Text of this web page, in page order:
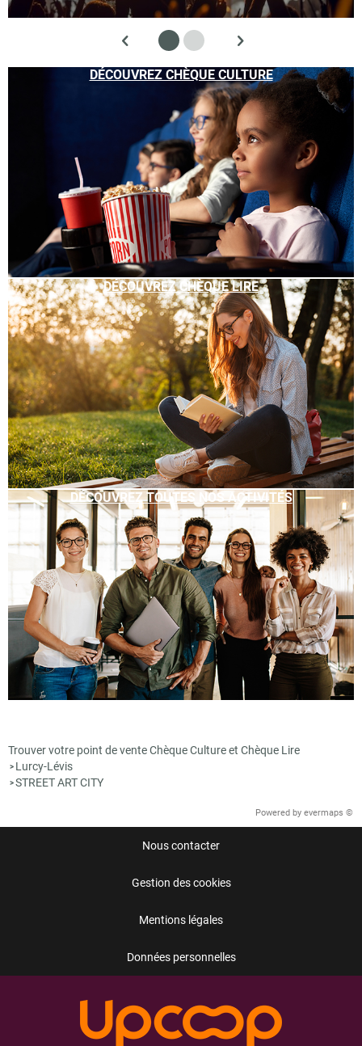
DÉCOUVREZ CHÈQUE CULTURE
DÉCOUVREZ CHÈQUE LIRE
DÉCOUVREZ TOUTES NOS ACTIVITÉS
Trouver votre point de vente Chèque Culture et Chèque Lire
> Lurcy-Lévis
>STREET ART CITY
Powered by evermaps ©
Nous contacter
Gestion des cookies
Mentions légales
Données personnelles